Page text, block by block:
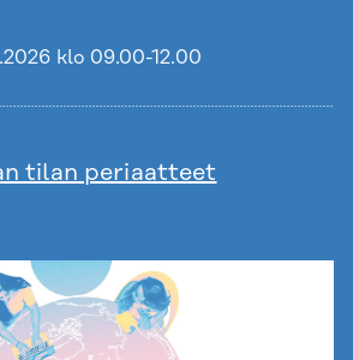
klo 09.00-12.00
tilan periaatteet